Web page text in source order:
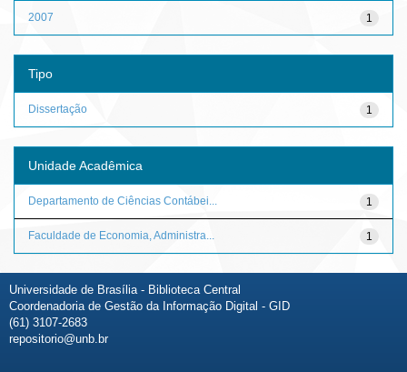
1
2007
Tipo
1
Dissertação
Unidade Acadêmica
1
Departamento de Ciências Contábei...
1
Faculdade de Economia, Administra...
Universidade de Brasília - Biblioteca Central
Coordenadoria de Gestão da Informação Digital - GID
(61) 3107-2683
repositorio@unb.br